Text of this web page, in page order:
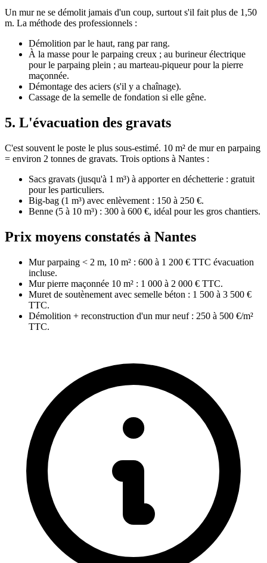
Un mur ne se démolit jamais d'un coup, surtout s'il fait plus de 1,50
m. La méthode des professionnels :
Démolition par le haut, rang par rang.
À la masse pour le parpaing creux ; au burineur électrique
pour le parpaing plein ; au marteau-piqueur pour la pierre
maçonnée.
Démontage des aciers (s'il y a chaînage).
Cassage de la semelle de fondation si elle gêne.
5. L'évacuation des gravats
C'est souvent le poste le plus sous-estimé. 10 m² de mur en parpaing
= environ 2 tonnes de gravats. Trois options à Nantes :
Sacs gravats (jusqu'à 1 m³) à apporter en déchetterie : gratuit
pour les particuliers.
Big-bag (1 m³) avec enlèvement : 150 à 250 €.
Benne (5 à 10 m³) : 300 à 600 €, idéal pour les gros chantiers.
Prix moyens constatés à Nantes
Mur parpaing < 2 m, 10 m² : 600 à 1 200 € TTC évacuation
incluse.
Mur pierre maçonnée 10 m² : 1 000 à 2 000 € TTC.
Muret de soutènement avec semelle béton : 1 500 à 3 500 €
TTC.
Démolition + reconstruction d'un mur neuf : 250 à 500 €/m²
TTC.